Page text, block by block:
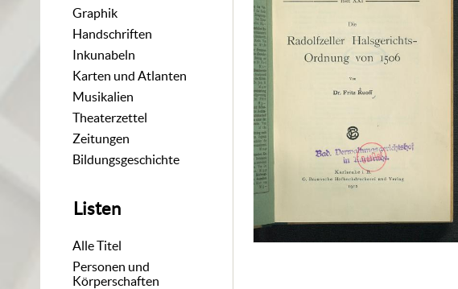
Graphik
Handschriften
Inkunabeln
Karten und Atlanten
Musikalien
Theaterzettel
Zeitungen
Bildungsgeschichte
Listen
Alle Titel
Personen und
Körperschaften